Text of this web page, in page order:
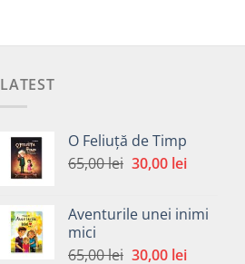
LATEST
O Feliuță de Timp
65,00lei Prețul
fost:
30,00 leiPrețul
30,00 lei.
Aventurile unei inimi
mici
65,00lei Prețul
30,00 leiPrețul